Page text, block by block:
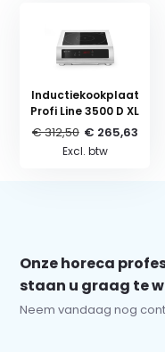
Inductiekookplaat
Profi Line 3500 D XL
€ 312,50 € 265,63
Excl. btw
Onze horeca
staan u graag te
Neem vandaag nog